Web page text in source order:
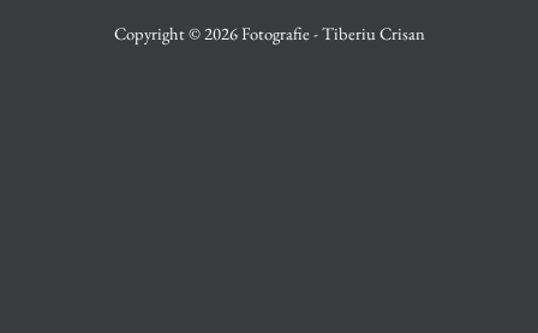
Copyright © 2026 Fotografie - Tiberiu Crisan